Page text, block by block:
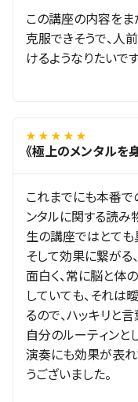
この講座の内容を
克服できそうで、人
けるようなりたいです
★ ★ ★ ★ ★
《極上のメンタルを
これまでにも本番
ンタルに関する読み
生の講座ではとても
そして効果に繋がる
面白く、常に脳と体
していても、それは
るので、ハッキリと
自分のルーティンと
演奏にも効果が表れ
うございました。